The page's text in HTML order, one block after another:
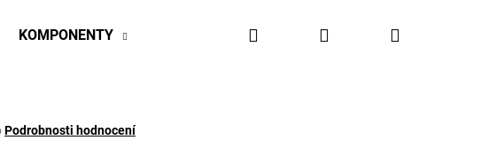
KOMPONENTY BIKESPORT EVENTY BIKESPORTUL VÝHODY
Hledat PřihlášeníNákupní
Podrobnosti hodnocení